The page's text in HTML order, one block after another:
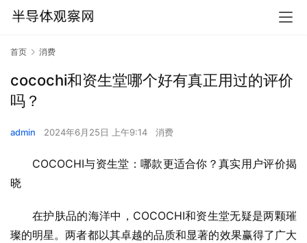
首页 消费
cocochi和资生堂哪个好有真正用过的评价
吗？
admin 2024年6月25日 上午9:14 消费
COCOCHI与资生堂：哪款更适合你？真实用户评价揭
晓
在护肤品的海洋中，COCOCHI和资生堂无疑是两颗璀
璨的明星。两者都以其卓越的品质和显著的效果赢得了广大